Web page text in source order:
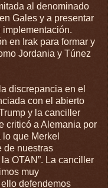
al denominado
Gales y a presentar
en Irak para formar y
Jordania y Túnez
discrepancia en el
con el abierto
y la canciller
criticó a Alemania por
que Merkel
de nuestras
OTAN”. La canciller
muy
defendemos